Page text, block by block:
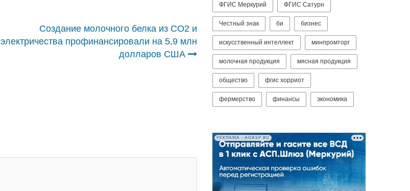
Создание молочного белка из CO2 и
электричества профинансировали на 5,9 млн
долларов США
ФГИС Меркурий ФГИС Сатурн
Честный знак би бизнес
искусственный интеллект минпромторг
молочная продукция мясная продукция
общество фгис хорриот
фермерство финансы экономика
РЕКЛАМА • AOASP.RU